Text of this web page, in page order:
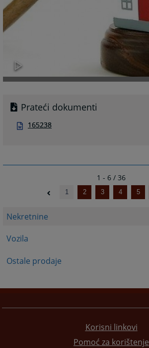
Nekretnine
Vozila
Ostale prodaje
Prateći dokumenti
165238
1 - 6 / 36
1 2 3 4 5
Korisni linkovi
Pomoć za korištenje